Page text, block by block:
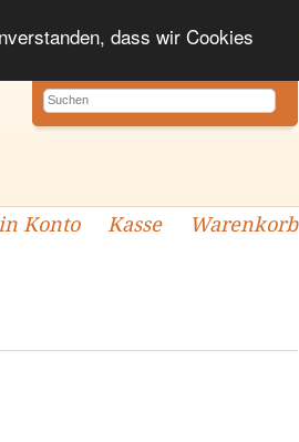
dass wir Cookies
Konto Kasse Warenkorb